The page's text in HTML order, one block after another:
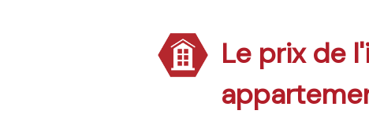
Le prix de